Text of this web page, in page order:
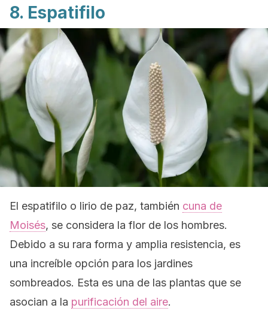
8. Espatifilo
El espatifilo o lirio de paz, también cuna de
Moisés, se considera la flor de los hombres.
Debido a su rara forma y amplia resistencia, es
una increíble opción para los jardines
sombreados. Esta es una de las plantas que se
asocian a la purificación del aire.